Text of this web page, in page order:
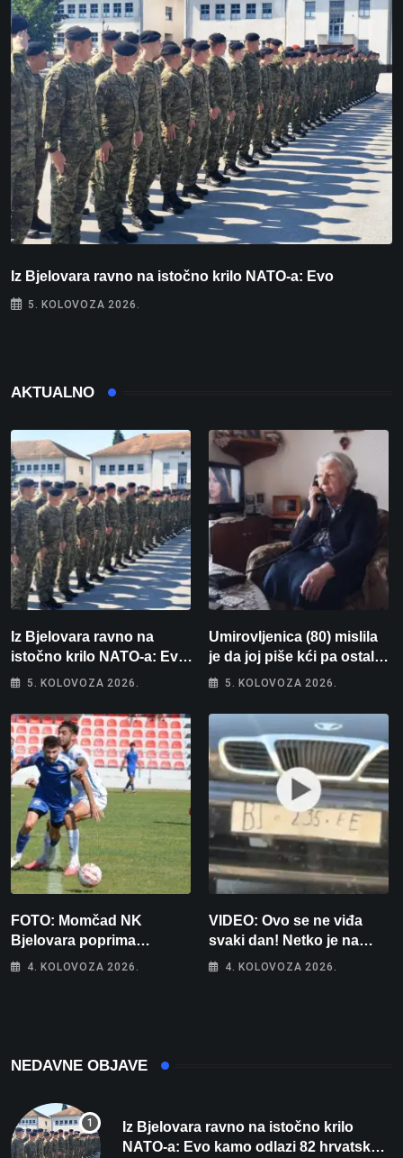
Iz Bjelovara ravno na istočno krilo NATO-a: Evo
5. KOLOVOZA 2026.
AKTUALNO
Iz Bjelovara ravno na
istočno krilo NATO-a: Evo
kamo odlazi 82 hrvatska
5. KOLOVOZA 2026.
Umirovljenica (80) mislila
je da joj piše kći pa ostala
bez 1000 eura
5. KOLOVOZA 2026.
FOTO: Momčad NK
Bjelovara poprima
jesenski izgled
4. KOLOVOZA 2026.
VIDEO: Ovo se ne viđa
svaki dan! Netko je na
auto stavio – ručno
4. KOLOVOZA 2026.
NEDAVNE OBJAVE
Iz Bjelovara ravno na istočno krilo
NATO-a: Evo kamo odlazi 82 hrvatska